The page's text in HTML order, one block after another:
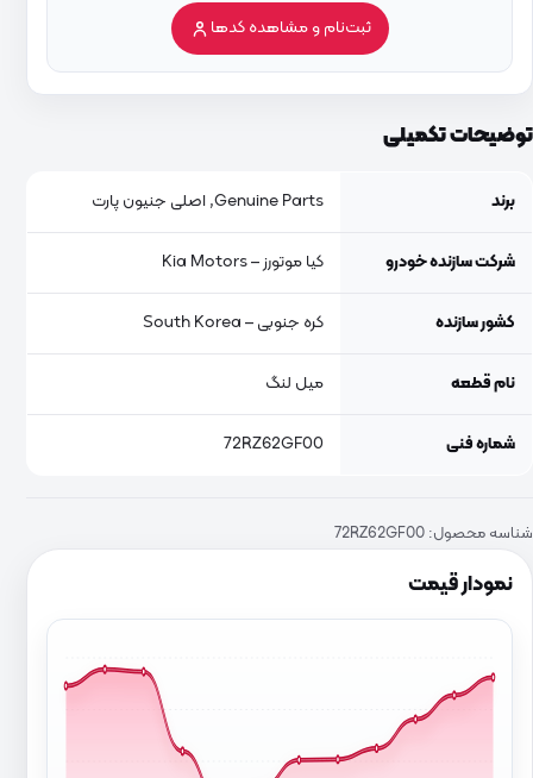
نمودار قیمت
ثبت‌نام و مشاهده کدها
توضیحات تکمیلی
برند Genuine Parts, اصلی جنیون پارت
شرکت سازنده خودرو کیا موتورز – Kia Motors
کشور سازنده کره جنوبی – South Korea
نام قطعه میل لنگ
شماره فنی 72RZ62GF00
شناسه محصول: 72RZ62GF00